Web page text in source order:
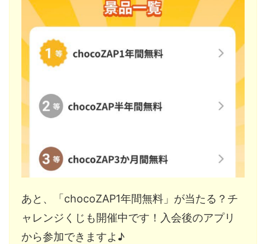
あと、「chocoZAP1年間無料」が当たる？チ
ャレンジくじも開催中です！入会後のアプリ
から参加できますよ♪